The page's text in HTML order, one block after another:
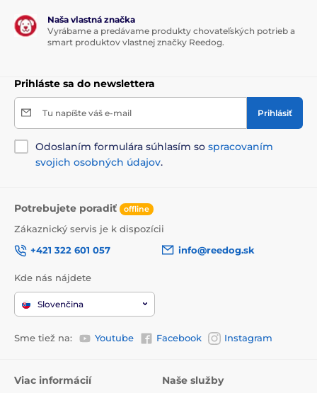
Naša vlastná značka
Vyrábame a predávame produkty chovateľských potrieb a
smart produktov vlastnej značky Reedog.
Prihláste sa do newslettera
Tu napíšte váš e-mail Prihlásiť
Odoslaním formulára súhlasím so spracovaním
svojich osobných údajov.
Potrebujete poradiť offline
Zákaznický servis je k dispozícii
+421 322 601 057
info@reedog.sk
Kde nás nájdete
Slovenčina
Sme tiež na: Youtube Facebook Instagram
Viac informácií Naše služby